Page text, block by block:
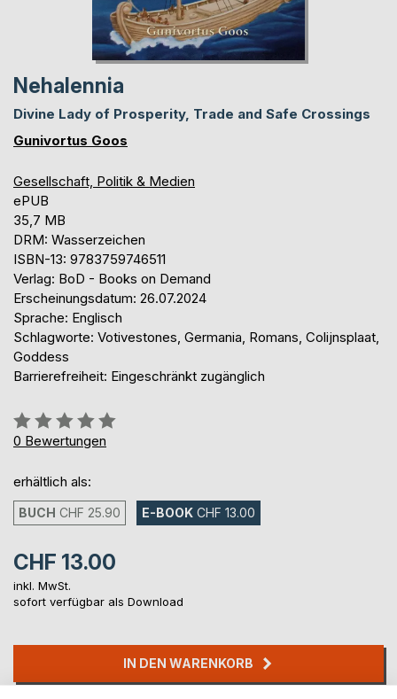
Nehalennia
Divine Lady of Prosperity, Trade and Safe Crossings
Gunivortus Goos
Gesellschaft, Politik & Medien
ePUB
35,7 MB
DRM: Wasserzeichen
ISBN-13: 9783759746511
Verlag: BoD - Books on Demand
Erscheinungsdatum: 26.07.2024
Sprache: Englisch
Schlagworte: Votivestones, Germania, Romans, Colijnsplaat,
Goddess
Barrierefreiheit: Eingeschränkt zugänglich
Bewertung::
0%
0 Bewertungen
erhältlich als:
BUCH CHF 25.90 E-BOOK CHF 13.00
CHF 13.00
inkl. MwSt.
sofort verfügbar als Download
IN DEN WARENKORB